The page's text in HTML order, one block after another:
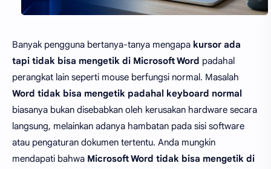
Banyak pengguna bertanya-tanya mengapa kursor ada
tapi tidak bisa mengetik di Microsoft Word padahal
perangkat lain seperti mouse berfungsi normal. Masalah
Word tidak bisa mengetik padahal keyboard normal
biasanya bukan disebabkan oleh kerusakan hardware secara
langsung, melainkan adanya hambatan pada sisi software
atau pengaturan dokumen tertentu. Anda mungkin
mendapati bahwa Microsoft Word tidak bisa mengetik di